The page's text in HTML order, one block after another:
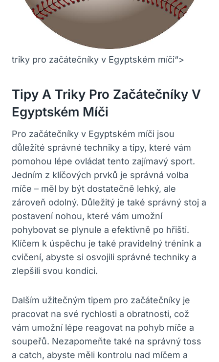
triky pro začátečníky v Egyptském míči“>
Tipy A Triky Pro Začátečníky V
Egyptském Míči
Pro začátečníky v Egyptském míči jsou
důležité správné techniky a tipy, které vám
pomohou lépe ovládat tento zajímavý sport.
Jedním z klíčových prvků je správná volba
míče – měl by být dostatečně lehký, ale
zároveň odolný. Důležitý je také správný stoj a
postavení nohou, které vám umožní
pohybovat se plynule a efektivně po hřišti.
Klíčem k úspěchu je také pravidelný trénink a
cvičení, abyste si osvojili správné techniky a
zlepšili svou kondici.
Dalším užitečným tipem pro začátečníky je
pracovat na své rychlosti a obratnosti, což
vám umožní lépe reagovat na pohyb míče a
soupeřů. Nezapomeňte také na správný toss
a catch, abyste měli kontrolu nad míčem a